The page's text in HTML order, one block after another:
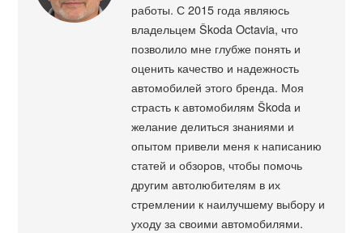
работы. С 2015 года являюсь
владельцем Škoda Octavia, что
позволило мне глубже понять и
оценить качество и надежность
автомобилей этого бренда. Моя
страсть к автомобилям Škoda и
желание делиться знаниями и
опытом привели меня к написанию
статей и обзоров, чтобы помочь
другим автолюбителям в их
стремлении к наилучшему выбору и
уходу за своими автомобилями.